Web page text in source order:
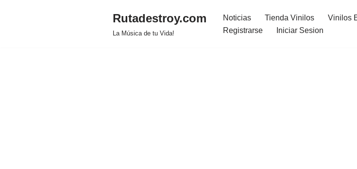
Rutadestroy.com
La Música de tu Vida!
Noticias Tienda Vinilos Vinilos
Registrarse
Iniciar Sesion